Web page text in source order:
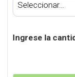
Ingrese la